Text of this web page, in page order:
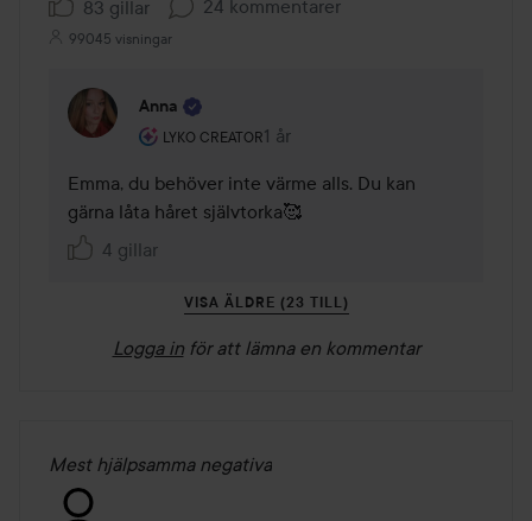
83 gillar 24 kommentarer
99045 visningar
Anna
LYKO CREATOR
Användarens roll: Lyko Creator.
1 år
Kommentaren lades 1 år
Emma, du behöver inte värme alls. Du kan
gärna låta håret självtorka🥰
4 gillar
VISA ÄLDRE (23 TILL)
Logga in för att lämna en kommentar
Mest hjälpsamma negativa